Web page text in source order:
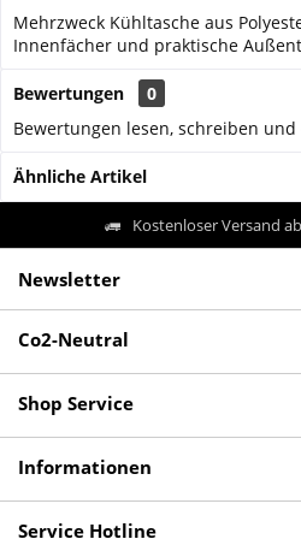
Mehrzweck Kühltasche aus
Innenfächer und praktische
Bewertungen
0
Bewertungen lesen, schreiben
Ähnliche Artikel
Kostenloser Versand
Newsletter
Co2-Neutral
Shop Service
Informationen
Service Hotline